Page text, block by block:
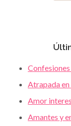
Confesiones
Atrapada en
Amor
Amantes y